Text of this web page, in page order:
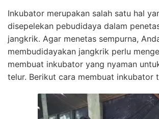
Inkubator merupakan salah satu hal
disepelekan pebudidaya dalam
jangkrik. Agar menetas sempurna,
membudidayakan jangkrik perlu
membuat inkubator yang nyaman
telur. Berikut cara membuat inkubator